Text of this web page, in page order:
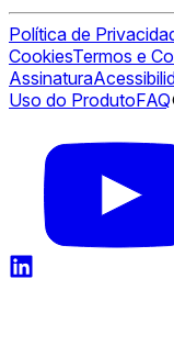
Política de
CookiesTermos e
Assinatura
Uso do ProdutoFAQ